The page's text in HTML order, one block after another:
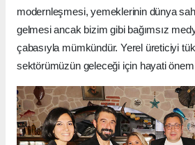
modernleşmesi, yemeklerinin dünya
gelmesi ancak bizim gibi bağımsız
çabasıyla mümkündür. Yerel üreticiyi
sektörümüzün geleceği için hayati önem